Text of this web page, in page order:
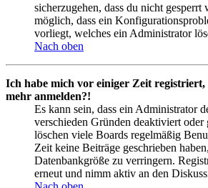
sicherzugehen, dass du nicht gesperrt
möglich, dass ein
vorliegt, welches ein Administrator
Nach oben
Ich habe mich vor einiger Zeit
mehr anmelden?!
Es kann sein, dass ein Administrator
verschieden Gründen deaktiviert oder
löschen viele Boards regelmäßig
Zeit keine Beiträge geschrieben
Datenbankgröße zu verringern.
erneut und nimm aktiv an den